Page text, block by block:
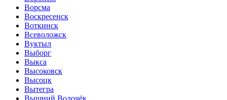
Ворсма
Воскресенск
Воткинск
Всеволожск
Вуктыл
Выборг
Выкса
Высоковск
Высоцк
Вытегра
Вышний Волочёк